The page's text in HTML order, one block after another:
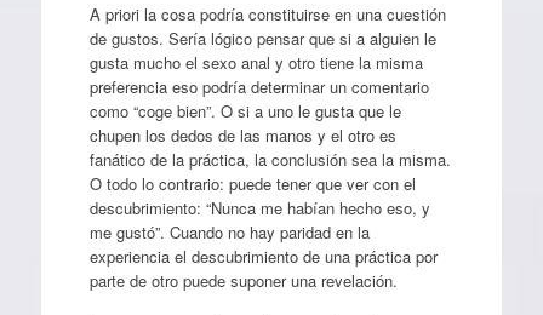
A priori la cosa podría constituirse en una cuestión
de gustos. Sería lógico pensar que si a alguien le
gusta mucho el sexo anal y otro tiene la misma
preferencia eso podría determinar un comentario
como “coge bien”. O si a uno le gusta que le
chupen los dedos de las manos y el otro es
fanático de la práctica, la conclusión sea la misma.
O todo lo contrario: puede tener que ver con el
descubrimiento: “Nunca me habían hecho eso, y
me gustó”. Cuando no hay paridad en la
experiencia el descubrimiento de una práctica por
parte de otro puede suponer una revelación.